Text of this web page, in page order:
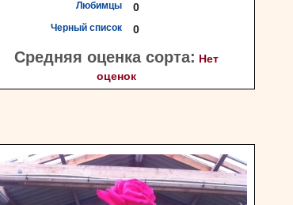
Любимцы
0
Черный список 0
Средняя оценка сорта: Нет
оценок